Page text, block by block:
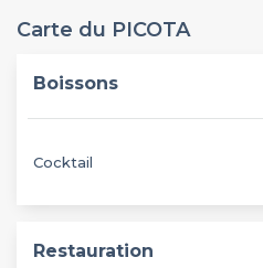
Carte du PICOTA
Boissons
Cocktail
Restauration